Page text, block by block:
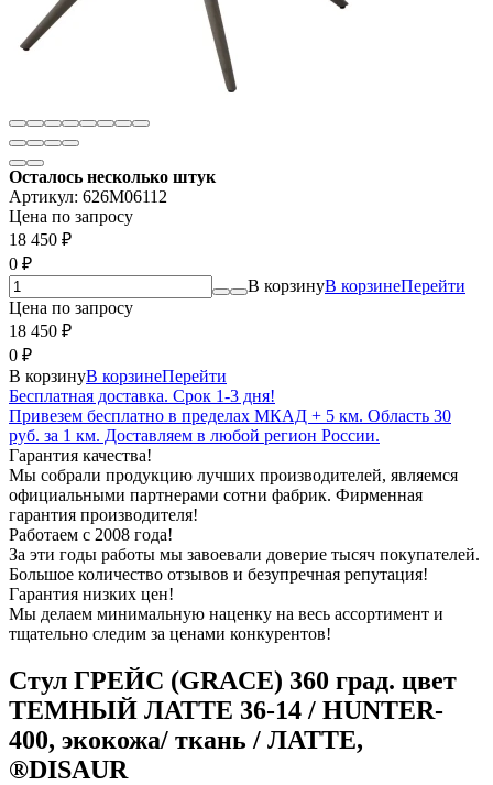
Осталось несколько штук
Артикул: 626M06112
Цена по запросу
18 450 ₽
0 ₽
В корзинуВ корзинеПерейти
Цена по запросу
18 450 ₽
0 ₽
В корзинуВ корзинеПерейти
Бесплатная доставка. Срок 1-3 дня!
Привезем бесплатно в пределах МКАД + 5 км. Область 30
руб. за 1 км. Доставляем в любой регион России.
Гарантия качества!
Мы собрали продукцию лучших производителей, являемся
официальными партнерами сотни фабрик. Фирменная
гарантия производителя!
Работаем с 2008 года!
За эти годы работы мы завоевали доверие тысяч покупателей.
Большое количество отзывов и безупречная репутация!
Гарантия низких цен!
Мы делаем минимальную наценку на весь ассортимент и
тщательно следим за ценами конкурентов!
Стул ГРЕЙС (GRACE) 360 град. цвет
ТЕМНЫЙ ЛАТТЕ 36-14 / HUNTER-
400, экокожа/ ткань / ЛАТТЕ,
®DISAUR